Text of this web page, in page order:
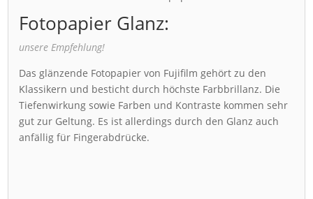
Fotopapier Glanz:
unsere Empfehlung!
Das glänzende Fotopapier von Fujifilm gehört zu den
Klassikern und besticht durch höchste Farbbrillanz. Die
Tiefenwirkung sowie Farben und Kontraste kommen sehr
gut zur Geltung. Es ist allerdings durch den Glanz auch
anfällig für Fingerabdrücke.